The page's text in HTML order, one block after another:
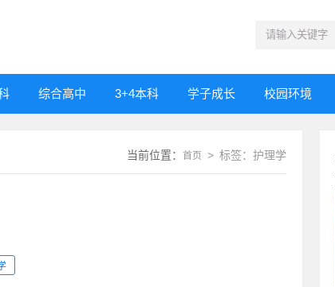
综合高中 3+4本科 学子成长 校园环境
当前位置： 首页 > 标签：护理学